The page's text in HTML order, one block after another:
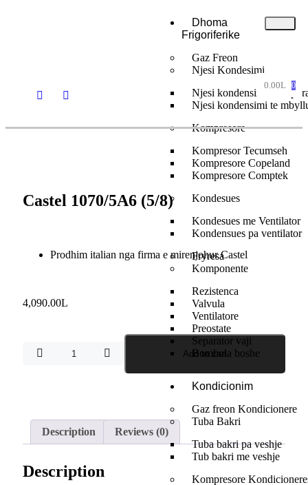
Dhoma
Frigoriferike
Gaz Freon
Njesi Kondesimi
Njesi kondensimi te
Njesi kondensimi te
Kompresore
Kompresor Tecumseh
Kompresore Copeland
Kompresore Comptek
Kondesues
Kondesues me Ventilator
Kondensues pa ventilator
Fryresa
Komponente
Rezistenca
Valvula
Ventilatore
Preostate
Separator vaji
Bombula boshe
Kondicionim
Gaz freon Kondicionere
Tuba Bakri
Tuba bakri pa veshje
Tub bakri me veshje
Kompresore
0.00L 0
Castel 1070/5A6 (5/8)
Prodhim italian nga firma e mirenjohur Castel
4,090.00L
Add to cart
Description Reviews (0)
Description